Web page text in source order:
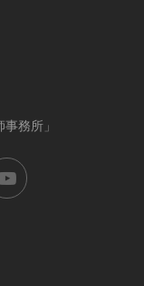
務所」